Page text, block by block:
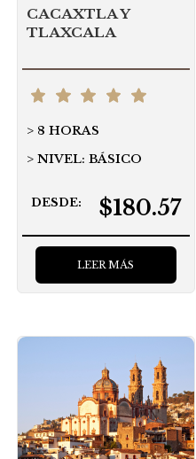
CACAXTLA Y
TLAXCALA
8 HORAS
NIVEL: BÁSICO
DESDE: $180.57
LEER MÁS